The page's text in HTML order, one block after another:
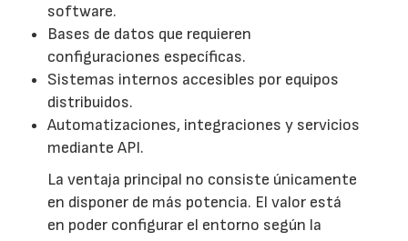
software.
Bases de datos que requieren
configuraciones específicas.
Sistemas internos accesibles por equipos
distribuidos.
Automatizaciones, integraciones y servicios
mediante API.
La ventaja principal no consiste únicamente
en disponer de más potencia. El valor está
en poder configurar el entorno según la